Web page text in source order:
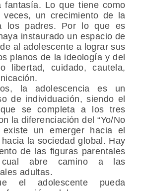
fantasía. Lo que tiene como
veces, un crecimiento de la
los padres. Por lo que es
instaurado un espacio de
al adolescente a lograr sus
planos de la ideología y del
libertad, cuidado, cautela,
la adolescencia es un
de individuación, siendo el
se completa a los tres
la diferenciación del “Yo/No
existe un emerger hacia el
la sociedad global. Hay
de las figuras parentales
abre camino a las
adultas.
el adolescente pueda